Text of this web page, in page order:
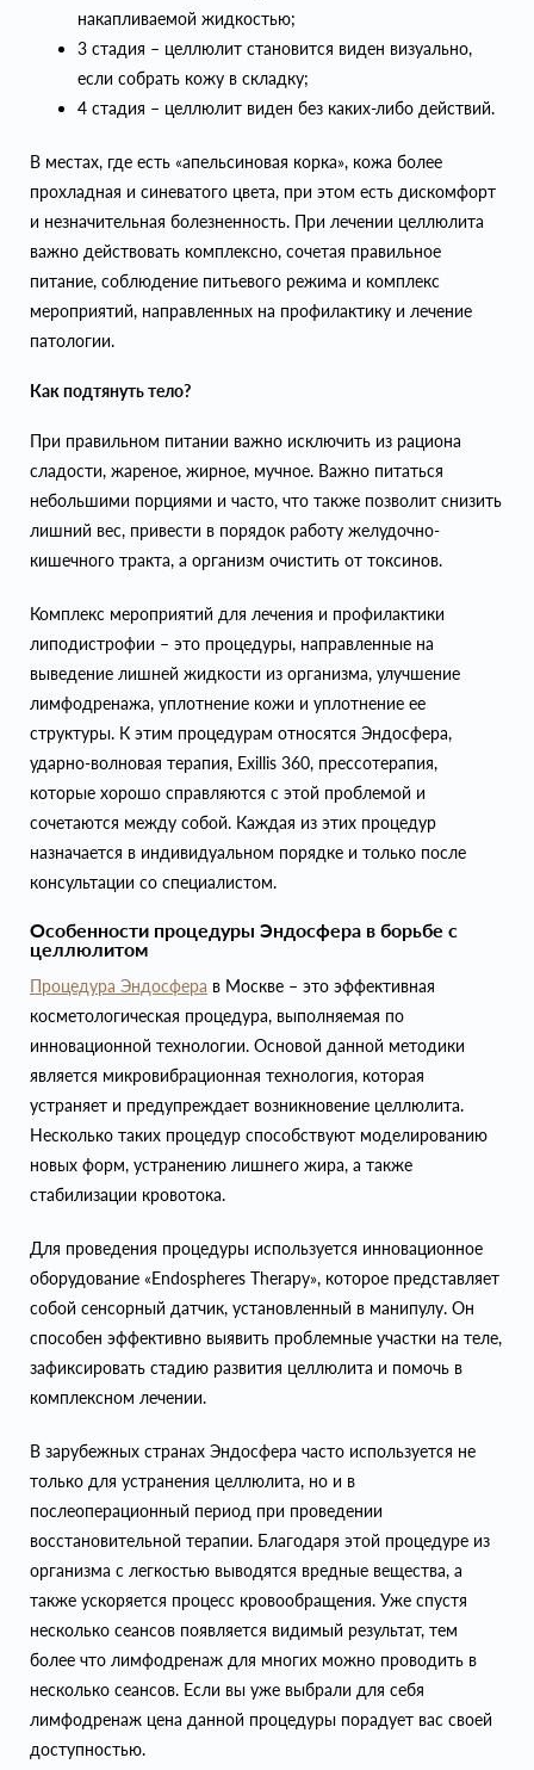
накапливаемой жидкостью;
3 стадия – целлюлит становится виден визуально,
если собрать кожу в складку;
4 стадия – целлюлит виден без каких-либо действий.
В местах, где есть «апельсиновая корка», кожа более
прохладная и синеватого цвета, при этом есть дискомфорт
и незначительная болезненность. При лечении целлюлита
важно действовать комплексно, сочетая правильное
питание, соблюдение питьевого режима и комплекс
мероприятий, направленных на профилактику и лечение
патологии.
Как подтянуть тело?
При правильном питании важно исключить из рациона
сладости, жареное, жирное, мучное. Важно питаться
небольшими порциями и часто, что также позволит снизить
лишний вес, привести в порядок работу желудочно-
кишечного тракта, а организм очистить от токсинов.
Комплекс мероприятий для лечения и профилактики
липодистрофии – это процедуры, направленные на
выведение лишней жидкости из организма, улучшение
лимфодренажа, уплотнение кожи и уплотнение ее
структуры. К этим процедурам относятся Эндосфера,
ударно-волновая терапия, Exillis 360, прессотерапия,
которые хорошо справляются с этой проблемой и
сочетаются между собой. Каждая из этих процедур
назначается в индивидуальном порядке и только после
консультации со специалистом.
Особенности процедуры Эндосфера в борьбе с
целлюлитом
Процедура Эндосфера в Москве – это эффективная
косметологическая процедура, выполняемая по
инновационной технологии. Основой данной методики
является микровибрационная технология, которая
устраняет и предупреждает возникновение целлюлита.
Несколько таких процедур способствуют моделированию
новых форм, устранению лишнего жира, а также
стабилизации кровотока.
Для проведения процедуры используется инновационное
оборудование «Endospheres Therapy», которое представляет
собой сенсорный датчик, установленный в манипулу. Он
способен эффективно выявить проблемные участки на теле,
зафиксировать стадию развития целлюлита и помочь в
комплексном лечении.
В зарубежных странах Эндосфера часто используется не
только для устранения целлюлита, но и в
послеоперационный период при проведении
восстановительной терапии. Благодаря этой процедуре из
организма с легкостью выводятся вредные вещества, а
также ускоряется процесс кровообращения. Уже спустя
несколько сеансов появляется видимый результат, тем
более что лимфодренаж для многих можно проводить в
несколько сеансов. Если вы уже выбрали для себя
лимфодренаж цена данной процедуры порадует вас своей
доступностью.